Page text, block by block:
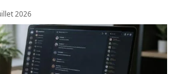
2026